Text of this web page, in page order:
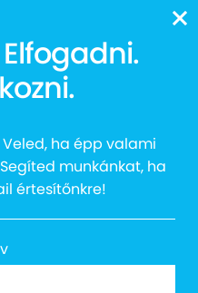
órák a
ha épp valami
munkánkat, ha
értesítőnkre!